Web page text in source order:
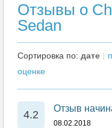
Отзывы о
Sedan
Сортировка по: дате
оценке
4.2
Отзыв
08.02.2018